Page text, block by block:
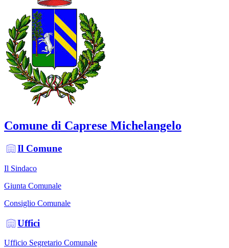
Comune di Caprese Michelangelo
Il Comune
Il Sindaco
Giunta Comunale
Consiglio Comunale
Uffici
Ufficio Segretario Comunale